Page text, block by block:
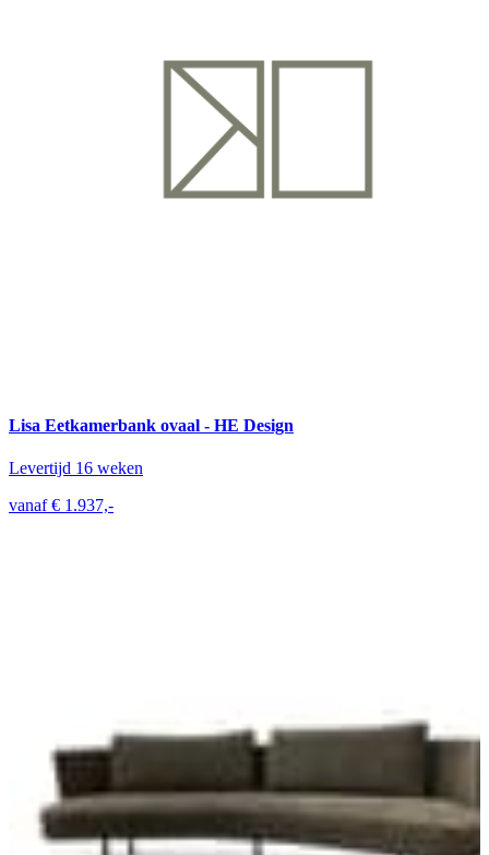
Lisa Eetkamerbank ovaal - HE Design
Levertijd 16 weken
vanaf € 1.937,-